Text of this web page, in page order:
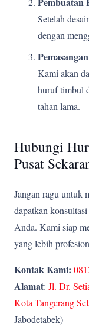
Setelah
dengan
Kami akan
huruf timbul
tahan lama.
Hubungi
Pusat
Jangan ragu untuk
dapatkan
Anda. Kami siap
yang lebih
Kontak Kami:
Alamat: Jl. Dr.
Kota Tangerang
Jabodetabek)